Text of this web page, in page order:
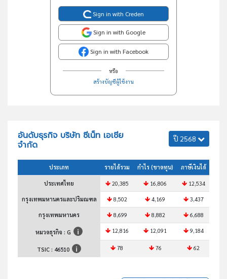
Sign in with Creden
Sign in with Google
Sign in with Facebook
หรือ
สร้างบัญชีผู้ใช้งาน
อันดับธุรกิจ บริษัท ซีเน็ท เอเชีย
จำกัด
ปี 2568
ประเภท รายได้รวม กำไร (ขาดทุน) ภาษีเงินได้
ประเทศไทย 20,385 16,806 12,534
กรุงเทพมหานครและปริมณฑล 8,502 4,169 3,437
กรุงเทพมหานคร 8,699 8,882 6,688
หมวดธุรกิจ : G 12,816 12,091 9,184
TSIC : 46510 78 76 62